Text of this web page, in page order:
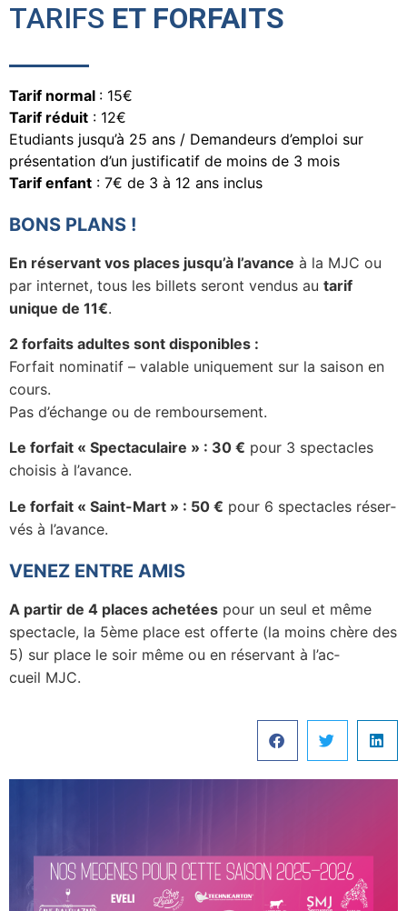
TARIFS ET FORFAITS
Tarif normal : 15€
Tarif réduit : 12€
Etudiants jusqu’à 25 ans / Deman­deurs d’emploi sur
présen­ta­tion d’un justi­fi­ca­tif de moins de 3 mois
Tarif enfant : 7€ de 3 à 12 ans inclus
BONS PLANS !
En réser­vant vos places jusqu’à l’avance à la MJC ou
par inter­net, tous les billets seront vendus au tarif
unique de 11€.
2 forfaits adultes sont dispo­nibles :
Forfait nomi­na­tif – valable unique­ment sur la saison en
cours.
Pas d’échange ou de remboursement.
Le forfait « Spec­ta­cu­laire » : 30 € pour 3 spec­tacles
choi­sis à l’avance.
Le forfait « Saint-Mart » : 50 € pour 6 spec­tacles réser­
vés à l’avance.
VENEZ ENTRE AMIS
A partir de 4 places ache­tées pour un seul et même
spec­tacle, la 5ème place est offerte (la moins chère des
5) sur place le soir même ou en réser­vant à l’ac­
cueil MJC.